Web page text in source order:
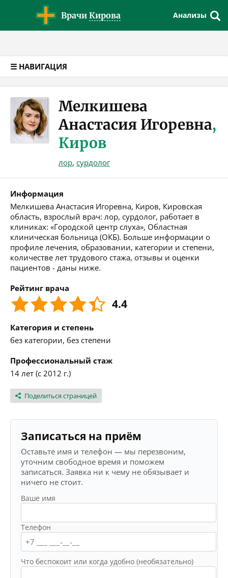
Врачи Кирова Анализы
☰ НАВИГАЦИЯ
Мелкишева
Анастасия Игоревна,
Киров
лор, сурдолог
Информация
Мелкишева Анастасия Игоревна, Киров, Кировская
область, взрослый врач: лор, сурдолог, работает в
клиниках: «Городской центр слуха», Областная
клиническая больница (ОКБ). Больше информации о
профиле лечения, образовании, категории и степени,
количестве лет трудового стажа, отзывы и оценки
пациентов - даны ниже.
Рейтинг врача
4.4
Категория и степень
без категории, без степени
Профессиональный стаж
14 лет (с 2012 г.)
Поделиться страницей
Записаться на приём
Оставьте имя и телефон — мы перезвоним,
уточним свободное время и поможем
записаться. Заявка ни к чему не обязывает и
ничего не стоит.
Ваше имя
Телефон
Что беспокоит или когда удобно (необязательно)